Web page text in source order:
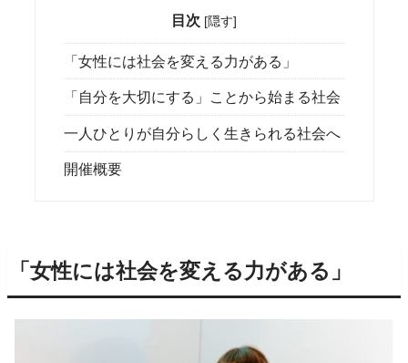
目次 [隠す]
「女性には社会を変える力がある」
「自分を大切にする」ことから始まる社会
一人ひとりが自分らしく生きられる社会へ
開催概要
「女性には社会を変える力がある」